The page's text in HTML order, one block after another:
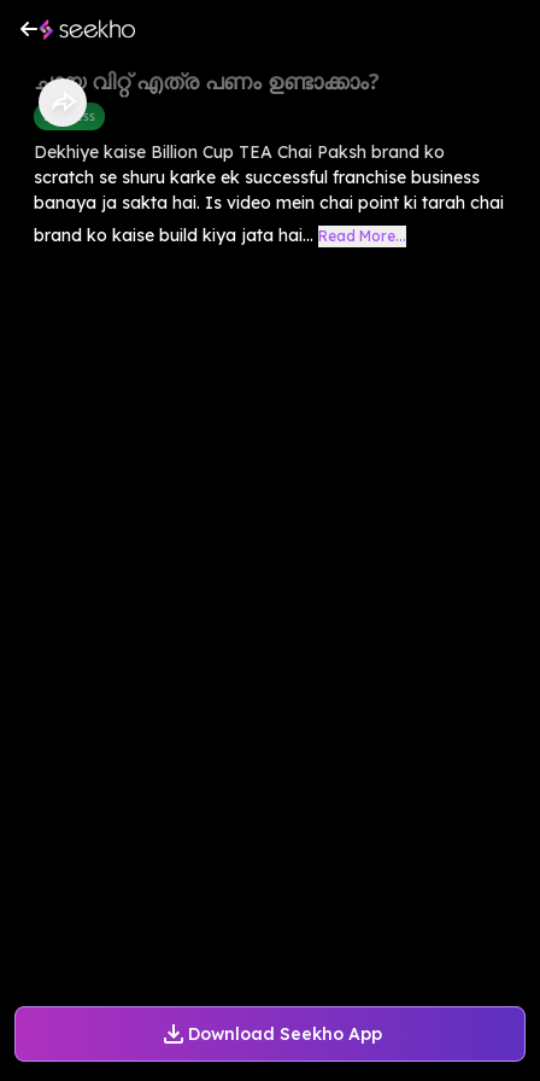
Download Seekho App
ചായ വിറ്റ് എത്ര പണം ഉണ്ടാക്കാം?
Business
Dekhiye kaise Billion Cup TEA Chai Paksh brand ko
scratch se shuru karke ek successful franchise business
banaya ja sakta hai. Is video mein chai point ki tarah chai
brand ko kaise build kiya jata hai... Read More...